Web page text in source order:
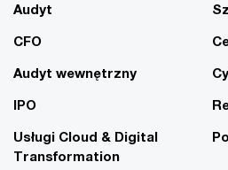
Audyt
CFO
Audyt wewnętrzny
IPO
Usługi Cloud & Digital
Transformation